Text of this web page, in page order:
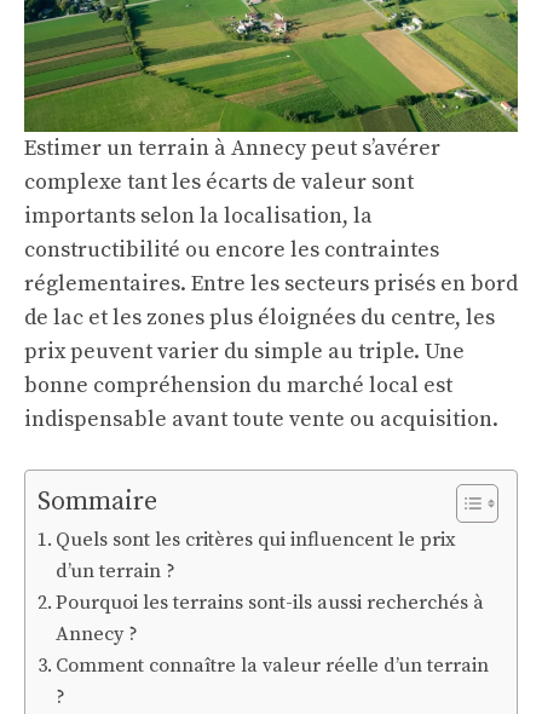
Estimer un terrain à Annecy peut s’avérer
complexe tant les écarts de valeur sont
importants selon la localisation, la
constructibilité ou encore les contraintes
réglementaires. Entre les secteurs prisés en bord
de lac et les zones plus éloignées du centre, les
prix peuvent varier du simple au triple. Une
bonne compréhension du marché local est
indispensable avant toute vente ou acquisition.
Sommaire
Quels sont les critères qui influencent le prix
d’un terrain ?
Pourquoi les terrains sont-ils aussi recherchés à
Annecy ?
Comment connaître la valeur réelle d’un terrain
?